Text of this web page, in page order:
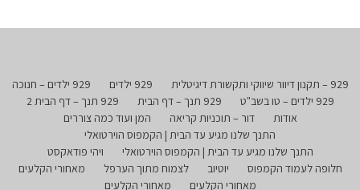
929 – תקנון דיוור שיווקי ותקשורת דיגיטלית 929 ילדים
929 ילדים – חנוכה
929 ילדים – טו בשב"ט
929 תנך – דף הבית
929 תנך – דף הבית 2
אודות
דור – תוכניות קריאה
המן ועוד כמה צוררים
התנך שלנו מגיע עד הבית | הקמפוס הוירטואלי
התנך שלנו מגיע עד הבית | הקמפוס הוירטואלי
ויהי פודאקסט
חלופה לעמוד הקמפוס
יוטיוב לצמוח מתוך הערפל
מאחורי הקלעים
מאחורי הקלעים
מאחורי הקלעים